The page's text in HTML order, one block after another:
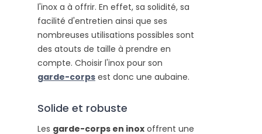
l'inox a à offrir. En effet, sa solidité, sa
facilité d'entretien ainsi que ses
nombreuses utilisations possibles sont
des atouts de taille à prendre en
compte. Choisir l'inox pour son
garde-corps est donc une aubaine.
Solide et robuste
Les garde-corps en inox offrent une